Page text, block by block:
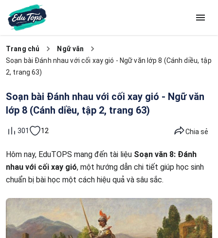
Trang chủ
Ngữ văn
Soạn bài Đánh nhau với cối xay gió - Ngữ văn lớp 8 (Cánh diều, tập
2, trang 63)
Soạn bài Đánh nhau với cối xay gió - Ngữ văn
lớp 8 (Cánh diều, tập 2, trang 63)
301 12 Chia sẻ
Hôm nay, EduTOPS mang đến tài liệu Soạn văn 8: Đánh
nhau với cối xay gió, một hướng dẫn chi tiết giúp học sinh
chuẩn bị bài học một cách hiệu quả và sâu sắc.